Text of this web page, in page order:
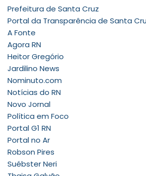
Prefeitura de Santa Cruz
Portal da Transparência de Santa
A Fonte
Agora RN
Heitor Gregório
Jardilino News
Nominuto.com
Notícias do RN
Novo Jornal
Política em Foco
Portal G1 RN
Portal no Ar
Robson Pires
Suébster Neri